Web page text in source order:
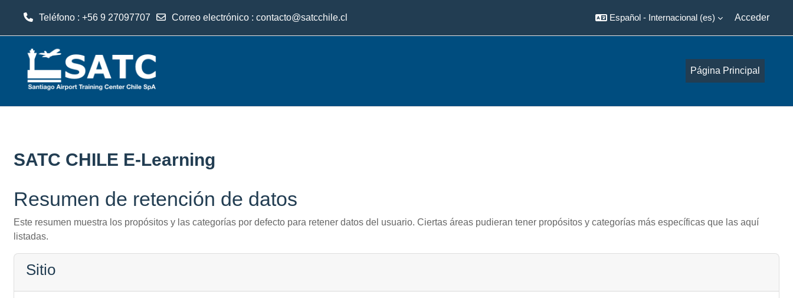
Teléfono : +56 9 27097707 Correo electrónico : contacto@satcchile.cl Español - Internacional ‎(es)‎ Acceder
Página Principal
SATC CHILE E-Learning
Resumen de retención de datos
Este resumen muestra los propósitos y las categorías por defecto para retener datos del usuario. Ciertas áreas pudieran tener propósitos y categorías más específicas que las aquí
listadas.
Sitio